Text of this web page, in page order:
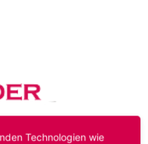
Technologien wie